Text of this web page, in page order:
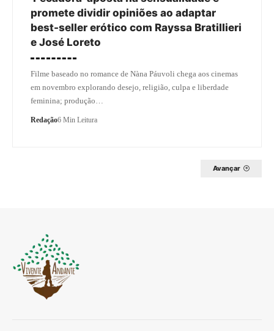
promete dividir opiniões ao adaptar
best-seller erótico com Rayssa Bratillieri
e José Loreto
Filme baseado no romance de Nàna Páuvoli chega aos cinemas
em novembro explorando desejo, religião, culpa e liberdade
feminina; produção…
Redação6 Min Leitura
Avançar